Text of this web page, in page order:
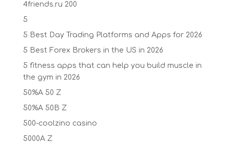
4friends.ru 200
5
5 Best Day Trading Platforms and Apps for 2026
5 Best Forex Brokers in the US in 2026
5 fitness apps that can help you build muscle in
the gym in 2026
50%A 50 Z
50%A 50B Z
500-coolzino casino
5000A Z